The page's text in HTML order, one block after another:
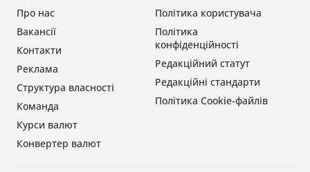
Політика користувача
Політика
конфіденційності
Редакційний статут
Редакційні стандарти
Політика Cookie-файлів
Про нас
Вакансії
Контакти
Реклама
Структура власності
Команда
Курси валют
Конвертер валют